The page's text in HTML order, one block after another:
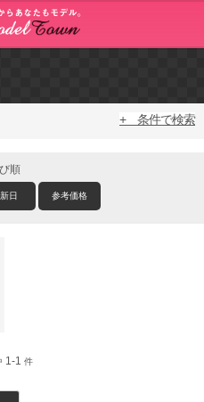
+ 条件で検索
順
日 参考価格
1-1 件